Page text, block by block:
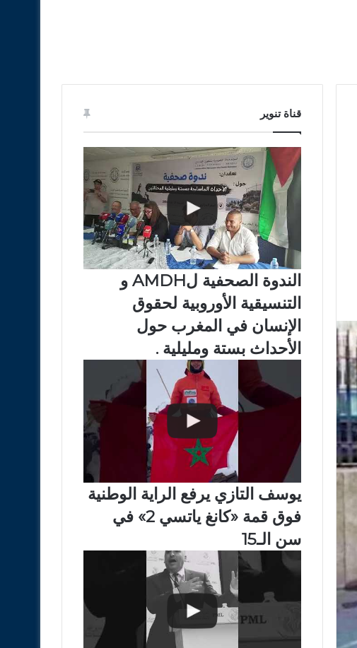
قناة تنوير
الندوة الصحفية لAMDH و
التنسيقية الأوروبية لحقوق
الإنسان في المغرب حول
الأحداث بستة ومليلية .
يوسف التازي يرفع الراية الوطنية
فوق قمة «كانغ ياتسي 2» في
سن الـ15